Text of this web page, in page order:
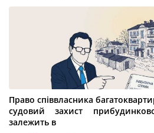
Право співвласника
судовий захист
залежить в